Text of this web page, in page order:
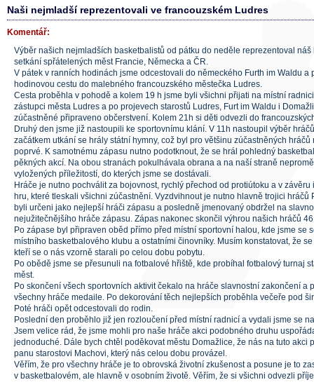
Naši nejmladší reprezentovali ve francouzském Ludres
Komentář:
Výběr našich nejmladších basketbalistů od pátku do neděle reprezentoval
setkání spřátelených měst Francie, Německa a ČR.
V pátek v ranních hodinách jsme odcestovali do německého Furth im Waldu a
hodinovou cestu do malebného francouzského městečka Ludres.
Cesta proběhla v pohodě a kolem 19 h jsme byli všichni přijati na místní
zástupci města Ludres a po projevech starostů Ludres, Furt im Waldu i
zúčastněné připraveno občerstvení. Kolem 21h si děti odvezli do
Druhý den jsme již nastoupili ke sportovnímu klání. V 11h nastoupil výběr
začátkem utkání se hrály státní hymny, což byl pro většinu zúčastněných
poprvé. K samotnému zápasu nutno podotknout, že se hrál pohledný
pěkných akcí. Na obou stranách pokulhávala obrana a na naší straně
vyložených příležitostí, do kterých jsme se dostávali.
Hráče je nutno pochválit za bojovnost, rychlý přechod od protiútoku a v
hru, které tleskali všichni zúčastnění. Vyzdvihnout je nutno hlavně trojici hráčů
byli určeni jako nejlepší hráči zápasu a posledně jmenovaný obdržel na
nejužitečnějšího hráče zápasu. Zápas nakonec skončil výhrou našich hráčů
Po zápase byl připraven oběd přímo před místní sportovní halou, kde jsme se
místního basketbalového klubu a ostatními činovníky. Musím konstatovat, že
kteří se o nás vzorně starali po celou dobu pobytu.
Po obědě jsme se přesunuli na fotbalové hřiště, kde probíhal fotbalový turnaj
měst.
Po skončení všech sportovních aktivit čekalo na hráče slavnostní zakončení a
všechny hráče medaile. Po dekorování těch nejlepších proběhla večeře pod
Poté hráči opět odcestovali do rodin.
Poslední den proběhlo již jen rozloučení před místní radnicí a vydali jsme se
Jsem velice rád, že jsme mohli pro naše hráče akci podobného druhu
jednoduché. Dále bych chtěl poděkovat městu Domažlice, že nás na tuto akci
panu starostovi Machovi, který nás celou dobu provázel.
Věřím, že pro všechny hráče je to obrovská životní zkušenost a posune je to
v basketbalovém, ale hlavně v osobním životě. Věřím, že si všichni odvezli